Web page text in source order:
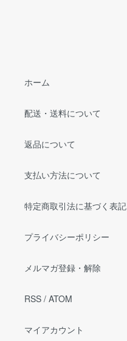
ホーム
配送・送料について
返品について
支払い方法について
特定商取引法に基づく表記
プライバシーポリシー
メルマガ登録・解除
RSS / ATOM
マイアカウント